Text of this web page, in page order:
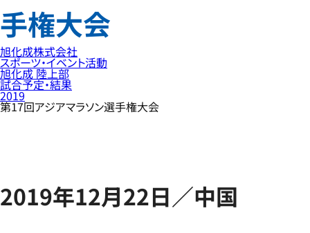
手権大会
旭化成株式会社
スポーツ・イベント活動
旭化成 陸上部
試合予定・結果
2019
第17回アジアマラソン選手権大会
2019年12月22日／中国